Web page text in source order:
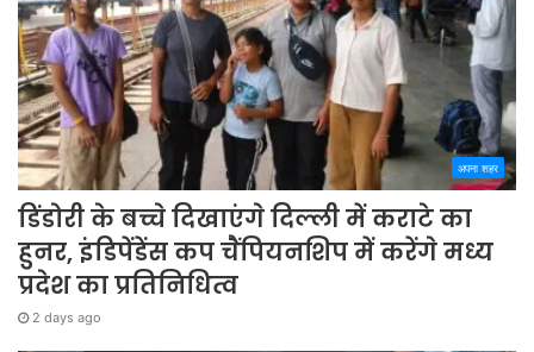
अपना शहर
डिंडोरी के बच्चे दिखाएंगे दिल्ली में कराटे का
हुनर, इंडिपेंडेंस कप चैंपियनशिप में करेंगे मध्य
प्रदेश का प्रतिनिधित्व
2 days ago